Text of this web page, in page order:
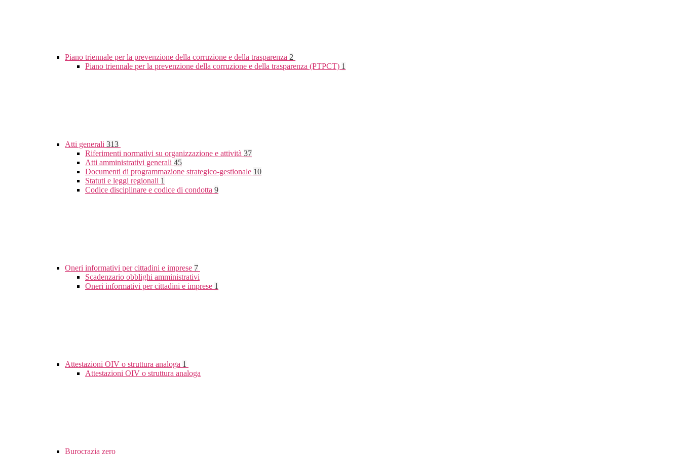
Piano triennale per la prevenzione della corruzione e della trasparenza 2
Piano triennale per la prevenzione della corruzione e della trasparenza (PTPCT) 1
Atti generali 313
Riferimenti normativi su organizzazione e attività 37
Atti amministrativi generali 45
Documenti di programmazione strategico-gestionale 10
Statuti e leggi regionali 1
Codice disciplinare e codice di condotta 9
Oneri informativi per cittadini e imprese 7
Scadenzario obblighi amministrativi
Oneri informativi per cittadini e imprese 1
Attestazioni OIV o struttura analoga 1
Attestazioni OIV o struttura analoga
Burocrazia zero